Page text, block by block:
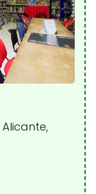
Alicante,